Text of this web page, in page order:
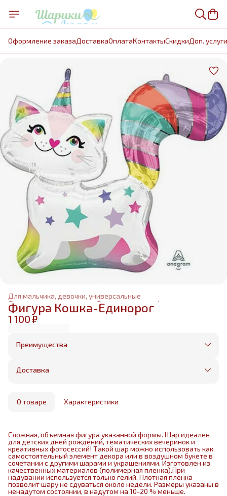
Оформление заказаДоставкаОплатаКонтактыCкидкиДоп. услуги
Для мальчика, девочки, универсальные
Фольгированные фигуры
Фольгированные шары
Главная
Фигура Кошка-Единорог
1 100 ₽
Преимущества
Оплата частями в Сплит
Бесплатная доставка в пределах КАД
маркетплейса
Доставка
О товаре Характеристики
Сложная, объемная фигура указанной формы. Шар идеален
для детских дней рождений, тематических вечеринок и
креативных фотосессий! Такой шар можно использовать как
самостоятельный элемент декора или в воздушном букете в
сочетании с другими шарами и украшениями. Изготовлен из
качественных материалов (полимерная пленка).При
надувании используется только гелий. Плотная пленка
позволит шару не сдуваться около недели. Размеры указаны в
ненадутом состоянии, в надутом на 10-20 % меньше.